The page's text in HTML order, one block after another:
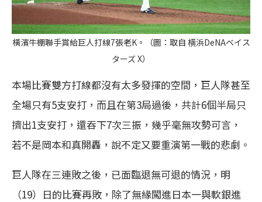
橫濱牛棚聯手賞給巨人打線7張老K。（圖：取自 横浜DeNAベイス
ターズ X）
本場比賽雙方打線都沒有太多發揮的空間，巨人隊甚至
全場只有5支安打，而且在第3局過後，共計6個半局只
擠出1支安打，還吞下7次三振，幾乎毫無攻勢可言，
若不是岡本和真開轟，說不定又要重演第一戰的悲劇。
巨人隊在三連敗之後，已面臨退無可退的情況，明
（19）日的比賽再敗，除了無緣闖進日本一與軟銀進